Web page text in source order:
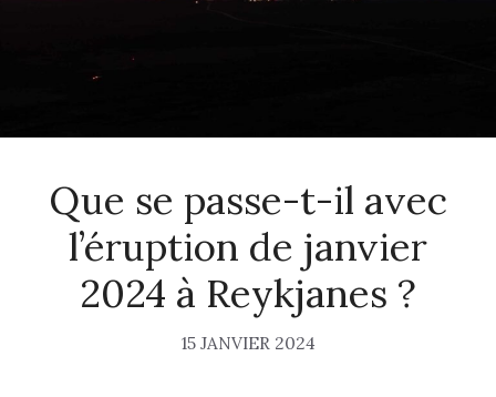
Que se passe-t-il avec
l’éruption de janvier
2024 à Reykjanes ?
15 JANVIER 2024